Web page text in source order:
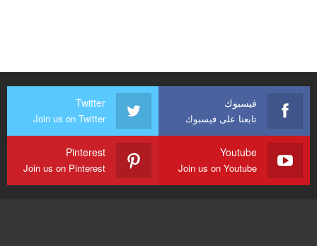
فيسبوك
تابعنا على فيسبوك
Twitter
Join us on Twitter
Youtube
Join us on Youtube
Pinterest
Join us on Pinterest